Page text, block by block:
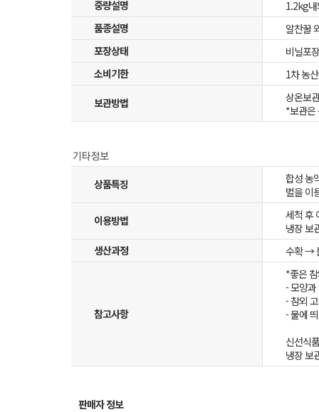
중량설명
1.2kg
품종설명
알찬꿀
포장상태
비닐포장
소비기한
1차 농
보관방법
상온보관
*보관은
상품특징
합성 농
벌을 이
이용방법
세척 후
냉장 보
생산과정
수확 →
참고사항
*좋은
- 모양
- 참외
- 물에
신선식
냉장 보
판매자 정보